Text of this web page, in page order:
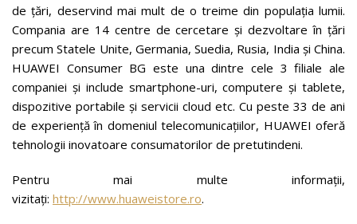
de țări, deservind mai mult de o treime din populația lumii.
Compania are 14 centre de cercetare și dezvoltare în țări
precum Statele Unite, Germania, Suedia, Rusia, India și China.
HUAWEI Consumer BG este una dintre cele 3 filiale ale
companiei și include smartphone-uri, computere și tablete,
dispozitive portabile și servicii cloud etc. Cu peste 33 de ani
de experiență în domeniul telecomunicațiilor, HUAWEI oferă
tehnologii inovatoare consumatorilor de pretutindeni.
Pentru mai multe informații,
vizitați: http://www.huaweistore.ro.